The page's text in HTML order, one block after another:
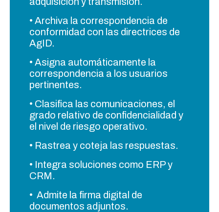
• Archiva la correspondencia de
conformidad con las directrices de
AgID.
• Asigna automáticamente la
correspondencia a los usuarios
pertinentes.
• Clasifica las comunicaciones, el
grado relativo de confidencialidad y
el nivel de riesgo operativo.
• Rastrea y coteja las respuestas.
• Integra soluciones como ERP y
CRM.
• Admite la firma digital de
documentos adjuntos.